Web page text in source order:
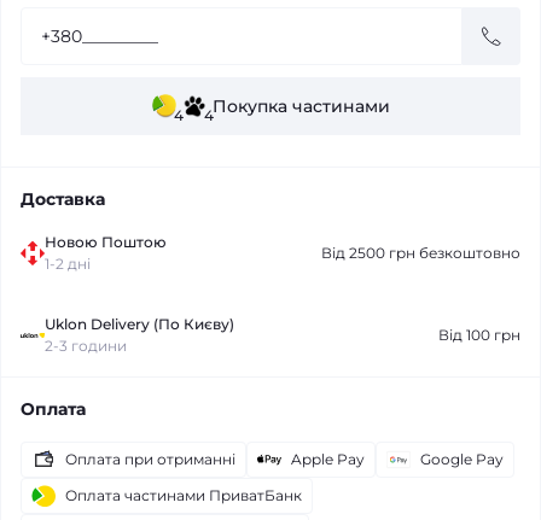
4 4Покупка частинами
Доставка
Новою Поштою
1-2 дні
Від 2500 грн безкоштовно
Uklon Delivery (По Києву)
2-3 години
Від 100 грн
Оплата
Оплата при отриманні Apple Pay
Google Pay
Оплата частинами ПриватБанк